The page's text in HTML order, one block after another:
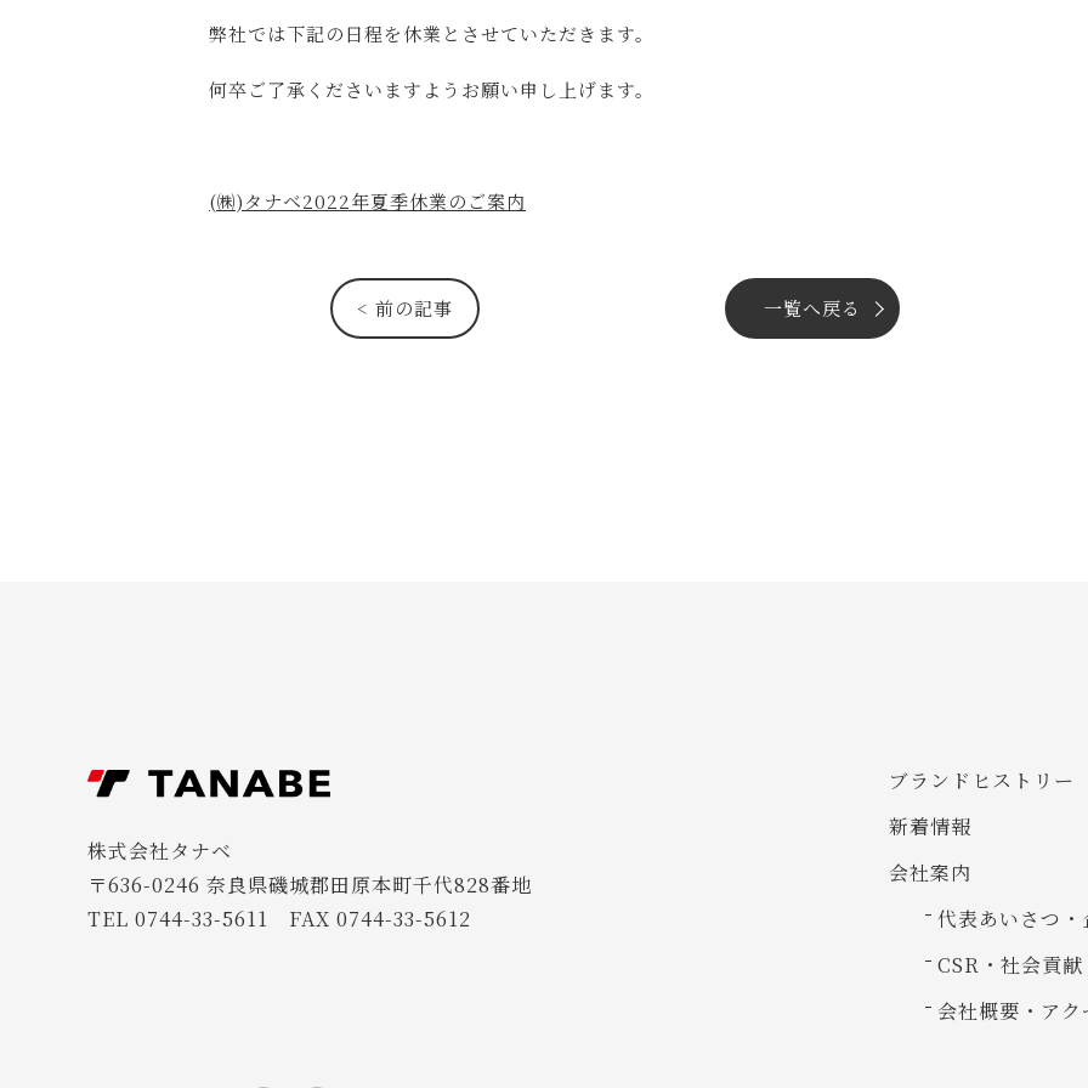
弊社では下記の日程を休業とさせていただきます。
何卒ご了承くださいますようお願い申し上げます。
(㈱)タナベ2022年夏季休業のご案内
< 前の記事 一覧へ戻る
株式会社タナベ
〒636-0246 奈良県磯城郡田原本町千代828番地
TEL 0744-33-5611 FAX 0744-33-5612
ブランドヒストリー
新着情報
会社案内
代表あいさつ・
CSR・社会貢献
会社概要・アク